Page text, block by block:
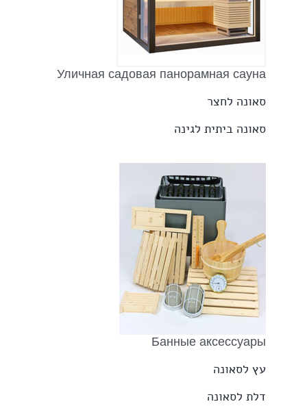
Уличная садовая панорамная сауна
סאונה לחצר
סאונה ביתית לגינה
Банные аксессуары
עץ לסאונה
דלת לסאונה